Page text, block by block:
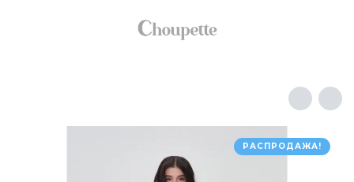
РАСПРОДАЖА!